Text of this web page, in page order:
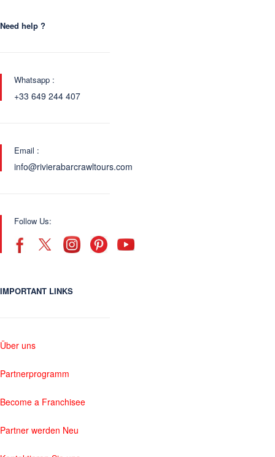
Need help ?
Whatsapp :
+33 649 244 407
Email :
info@rivierabarcrawltours.com
Follow Us:
IMPORTANT LINKS
Über uns
Partnerprogramm
Become a Franchisee
Partner werden Neu